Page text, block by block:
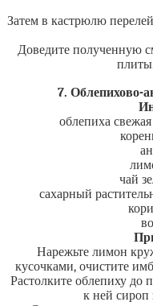
Затем в кастрюлю
Доведите полученную
7. Облепихово-
облепиха
чай
сахарный
Нарежьте лимон
кусочками, очистите
Растолките облепиху до
к ней сироп